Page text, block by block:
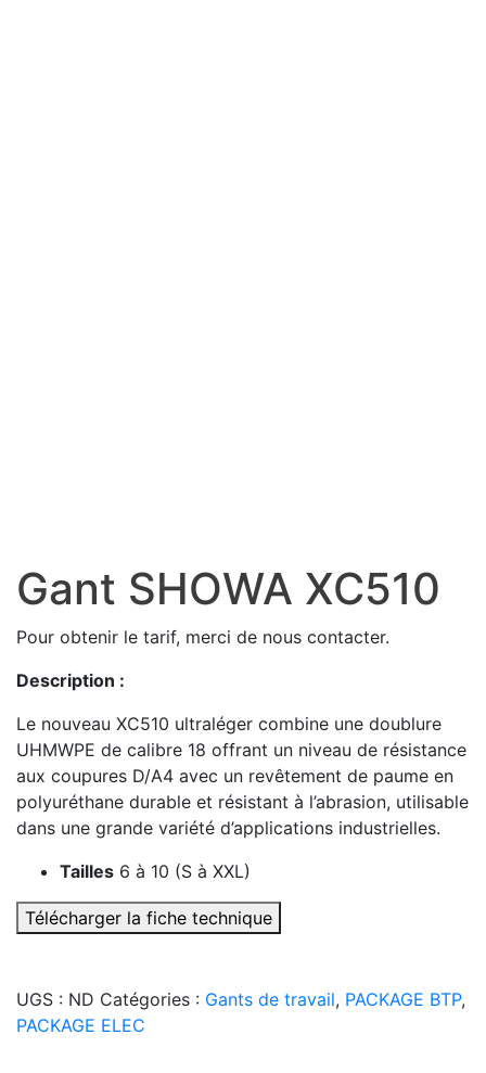
Gant SHOWA XC510
Pour obtenir le tarif, merci de nous contacter.
Description :
Le nouveau XC510 ultraléger combine une doublure
UHMWPE de calibre 18 offrant un niveau de résistance
aux coupures D/A4 avec un revêtement de paume en
polyuréthane durable et résistant à l’abrasion, utilisable
dans une grande variété d’applications industrielles.
Tailles 6 à 10 (S à XXL)
Télécharger la fiche technique
UGS : ND Catégories : Gants de travail, PACKAGE BTP,
PACKAGE ELEC